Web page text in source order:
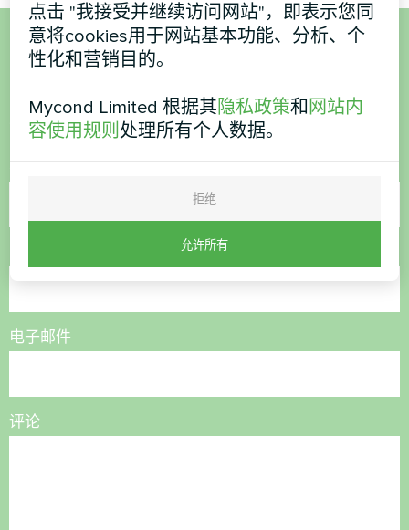
想购买或有疑问？
联系我们，我们将为您提供帮助
电子邮件
评论
点击 "我接受并继续访问网站"，即表示您同
意将cookies用于网站基本功能、分析、个
性化和营销目的。
Mycond Limited 根据其隐私政策和 网站内
容使用规则 处理所有个人数据。
拒绝
允许所有